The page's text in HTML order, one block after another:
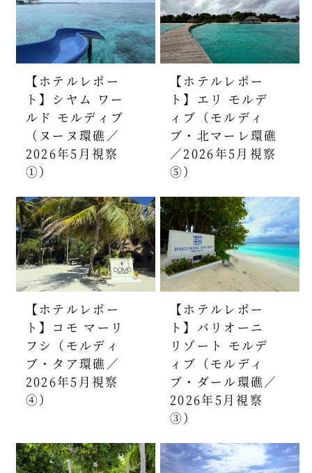
【ホテルレポー
ト】シヤム ワー
ルド モルディブ
（ヌーヌ環礁／
2026年5月視察
①）
【ホテルレポー
ト】エリ モルデ
ィブ（モルディ
ブ・北マーレ環礁
／2026年5月視察
⑤）
【ホテルレポー
ト】コモ マーリ
フシ（モルディ
ブ・タア環礁／
2026年5月視察
④）
【ホテルレポー
ト】バリオーニ
リゾート モルデ
ィブ（モルディ
ブ・ダール環礁／
2026年5月視察
③）